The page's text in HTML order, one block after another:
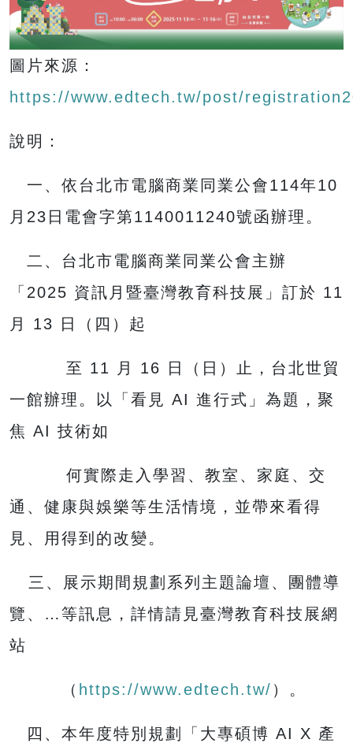
圖片來源：
https://www.edtech.tw/post/
說明：
一、依台北市電腦商業同業公會114年10
月23日電會字第1140011240號函辦理。
二、台北市電腦商業同業公會主辦
「2025 資訊月暨臺灣教育科技展」訂於 11
月 13 日（四）起
至 11 月 16 日（日）止，台北世貿
一館辦理。以「看見 AI 進行式」為題，聚
焦 AI 技術如
何實際走入學習、教室、家庭、交
通、健康與娛樂等生活情境，並帶來看得
見、用得到的改變。
三、展示期間規劃系列主題論壇、團體導
覽、…等訊息，詳情請見臺灣教育科技展網
站
（ https://www.edtech.tw/ ）。
四、本年度特別規劃「大專碩博 AI X 產